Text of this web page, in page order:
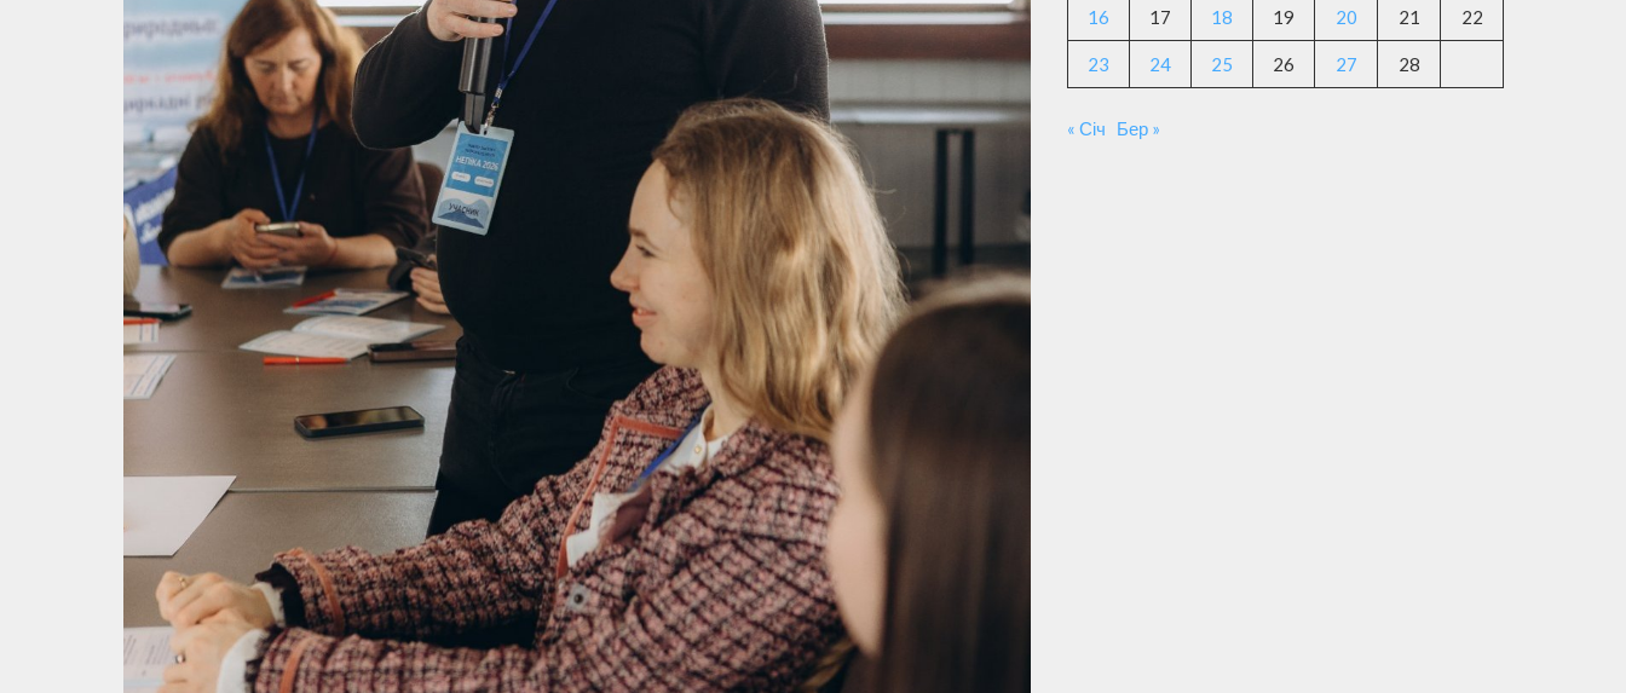
16 17 18 19 20 21 22
23 24 25 26 27 28
« Січ Бер »